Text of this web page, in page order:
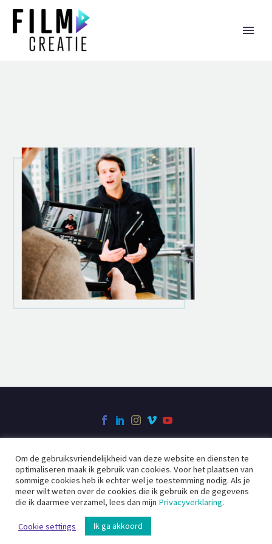
Over Filmcreatie Videoclip
Bedrijfsfilm
Social Videos
Contact
2020 © Filmcreatie
Om de gebruiksvriendelijkheid van deze website en diensten te
optimaliseren maak ik gebruik van cookies. Voor het plaatsen van
sommige cookies heb ik echter wel je toestemming nodig. Als je
meer wilt weten over de cookies die ik gebruik en de gegevens
die ik daarmee verzamel, lees dan mijn Privacyverklaring.
Cookie settings Ik ga akkoord